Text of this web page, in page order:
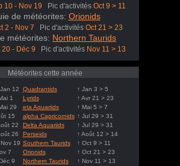
10 - Nov 19 Pic d'activités Oct 9 > 11
de météorites: Orionids
2 - Nov 7 Pic d'activités Oct 21 > 23
météorites: Northern Taurids
20 - Déc 9 Pic d'activités Nov 11 > 13
Météorites cette année
12 Quadrantids
↑ Jan 3 > 5
1
Lyrids
↑ Avr 21 > 23
29
eta Aquariids
↑ Mai 5 > 7
15
alpha Capricornids ↑ Jul 29 > 31
22
Delta Aquariids
↑ Jul 29 > 31
26
Perseids
↑ Août 12 > 14
19 Southern Taurids
↑ Oct 9 > 11
7
Orionids
↑ Oct 21 > 23
9
Northern Taurids
↑ Nov 11 > 13